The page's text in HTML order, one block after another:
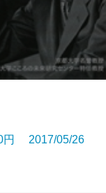
円 2017/05/26